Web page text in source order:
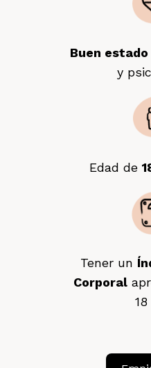
Buen
y
Edad de
Tener un
Corporal